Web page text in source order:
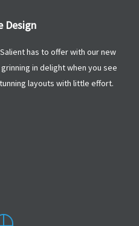
Design
has to offer with our new
in delight when you see
layouts with little effort.